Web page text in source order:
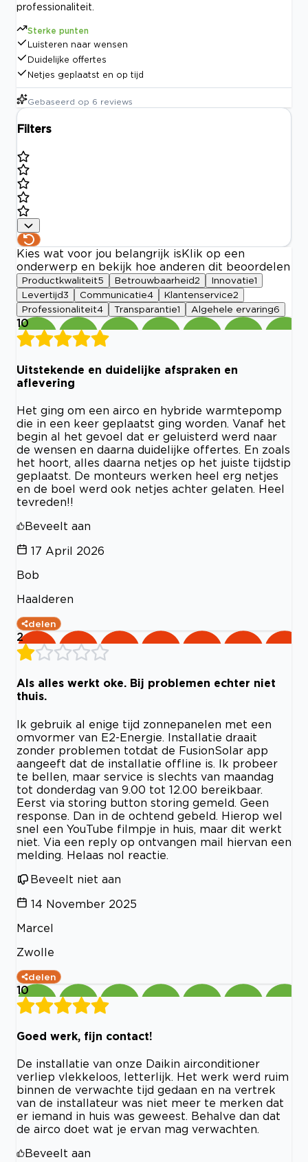
professionaliteit.
Sterke punten
Luisteren naar wensen
Duidelijke offertes
Netjes geplaatst en op tijd
Gebaseerd op 6 reviews
Filters
Kies wat voor jou belangrijk is Klik op een
onderwerp en bekijk hoe anderen dit beoordelen
Productkwaliteit5 Betrouwbaarheid2 Innovatie1
Levertijd3 Communicatie4 Klantenservice2
Professionaliteit4 Transparantie1 Algehele ervaring6
10
Uitstekende en duidelijke afspraken en
aflevering
Het ging om een airco en hybride warmtepomp
die in een keer geplaatst ging worden. Vanaf het
begin al het gevoel dat er geluisterd werd naar
de wensen en daarna duidelijke offertes. En zoals
het hoort, alles daarna netjes op het juiste tijdstip
geplaatst. De monteurs werken heel erg netjes
en de boel werd ook netjes achter gelaten. Heel
tevreden!!
Beveelt aan
17 April 2026
Bob
Haalderen
delen
2
Als alles werkt oke. Bij problemen echter niet
thuis.
Ik gebruik al enige tijd zonnepanelen met een
omvormer van E2-Energie. Installatie draait
zonder problemen totdat de FusionSolar app
aangeeft dat de installatie offline is. Ik probeer
te bellen, maar service is slechts van maandag
tot donderdag van 9.00 tot 12.00 bereikbaar.
Eerst via storing button storing gemeld. Geen
response. Dan in de ochtend gebeld. Hierop wel
snel een YouTube filmpje in huis, maar dit werkt
niet. Via een reply op ontvangen mail hiervan een
melding. Helaas nol reactie.
Beveelt niet aan
14 November 2025
Marcel
Zwolle
delen
10
Goed werk, fijn contact!
De installatie van onze Daikin airconditioner
verliep vlekkeloos, letterlijk. Het werk werd ruim
binnen de verwachte tijd gedaan en na vertrek
van de installateur was niet meer te merken dat
er iemand in huis was geweest. Behalve dan dat
de airco doet wat je ervan mag verwachten.
Beveelt aan